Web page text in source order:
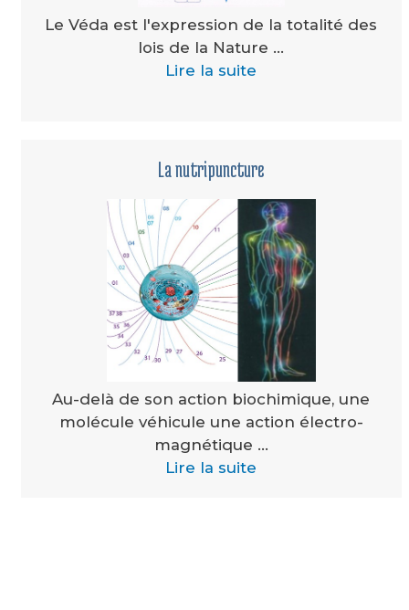
Le Véda est l'expression de la totalité des
lois de la Nature ...
Lire la suite
La nutripuncture
Au-delà de son action biochimique, une
molécule véhicule une action électro-
magnétique ...
Lire la suite